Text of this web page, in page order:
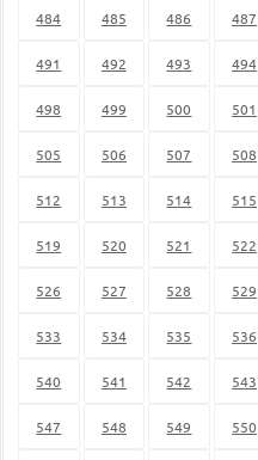
484 485 486 487
491 492 493 494
498 499 500 501
505 506 507 508
512 513 514 515
519 520 521 522
526 527 528 529
533 534 535 536
540 541 542 543
547 548 549 550